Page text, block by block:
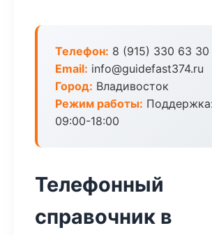
Телефон: 8 (915) 330 63 30
Email: info@guidefast374.ru
Город: Владивосток
Режим работы:
09:00-18:00
Телефонный
справочник в